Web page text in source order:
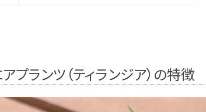
プランツ（ティランジア）の特徴